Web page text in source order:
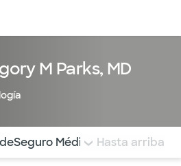
M Parks, MD
saltar rápidamente a
Seguro Médico COMENTARIOS
Hasta arriba